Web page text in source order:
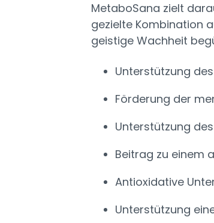
MetaboSana zielt
gezielte Kombination
geistige Wachheit
Unterstützung
Förderung der
Unterstützung
Beitrag zu einem
Antioxidative
Unterstützung